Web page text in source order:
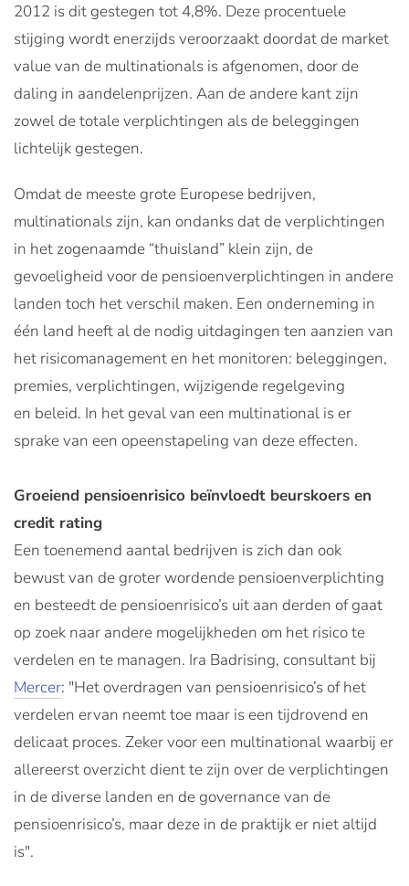
2012 is dit gestegen tot 4,8%. Deze procentuele
stijging wordt enerzijds veroorzaakt doordat de market
value van de multinationals is afgenomen, door de
daling in aandelenprijzen. Aan de andere kant zijn
zowel de totale verplichtingen als de beleggingen
lichtelijk gestegen.
Omdat de meeste grote Europese bedrijven,
multinationals zijn, kan ondanks dat de verplichtingen
in het zogenaamde “thuisland” klein zijn, de
gevoeligheid voor de pensioenverplichtingen in andere
landen toch het verschil maken. Een onderneming in
één land heeft al de nodig uitdagingen ten aanzien van
het risicomanagement en het monitoren: beleggingen,
premies, verplichtingen, wijzigende regelgeving
en beleid. In het geval van een multinational is er
sprake van een opeenstapeling van deze effecten.
Groeiend pensioenrisico beïnvloedt beurskoers en
credit rating
Een toenemend aantal bedrijven is zich dan ook
bewust van de groter wordende pensioenverplichting
en besteedt de pensioenrisico’s uit aan derden of gaat
op zoek naar andere mogelijkheden om het risico te
verdelen en te managen. Ira Badrising, consultant bij
Mercer: "Het overdragen van pensioenrisico’s of het
verdelen ervan neemt toe maar is een tijdrovend en
delicaat proces. Zeker voor een multinational waarbij er
allereerst overzicht dient te zijn over de verplichtingen
in de diverse landen en de governance van de
pensioenrisico’s, maar deze in de praktijk er niet altijd
is".